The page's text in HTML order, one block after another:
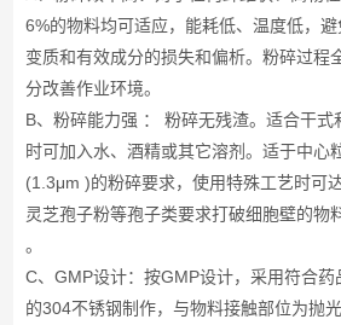
6%的物料均可适应，能耗低、温度低，避
变质和有效成分的损失和偏析。粉碎过程
分改善作业环境。
B、粉碎能力强 ： 粉碎无残渣。适合干
时可加入水、酒精或其它溶剂。适于中心
(1.3μm )的粉碎要求，使用特殊工艺时可
灵芝孢子粉等孢子类要求打破细胞壁的物
。
C、GMP设计：按GMP设计，采用符合
的304不锈钢制作，与物料接触部位为抛